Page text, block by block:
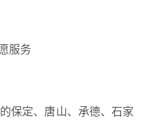
服务
保定、唐山、承德、石家